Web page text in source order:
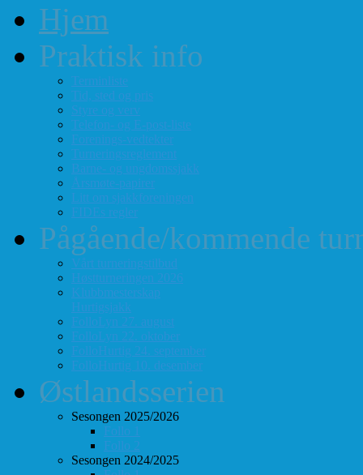
Hjem
Praktisk info
Terminliste
Tid, sted og pris
Styre og verv
Telefon- og E-post-liste
Forenings-vedtekter
Turneringsreglement
Barne- og ungdomssjakk
Årsmøte-papirer
Litt om sjakkforeningen
FIDEs regler
Pågående/kommende
Vårt turneringstilbud
Høstturneringen 2026
Klubbmesterskap
Hurtigsjakk
FolloLyn 27. august
FolloLyn 22. oktober
FolloHurtig 24. september
FolloHurtig 10. desember
Østlandsserien
Sesongen 2025/2026
Follo 1
Follo 2
Sesongen 2024/2025